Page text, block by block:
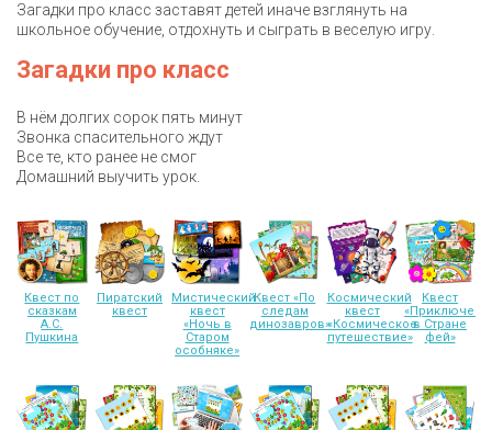
Загадки про класс заставят детей иначе взглянуть на
школьное обучение, отдохнуть и сыграть в веселую игру.
Загадки про класс
В нём долгих сорок пять минут
Звонка спасительного ждут
Все те, кто ранее не смог
Домашний выучить урок.
Квест по
сказкам
А.С.
Пушкина
Пиратский
квест
Мистический
квест
«Ночь в
Старом
особняке»
Квест «По
следам
динозавров»
Космический
квест
«Космическое
путешествие»
Квест
в Стране
фей»